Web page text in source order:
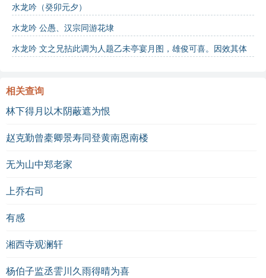
水龙吟（癸卯元夕）
水龙吟 公愚、汉宗同游花埭
水龙吟 文之兄拈此调为人题乙未亭宴月图，雄俊可喜。因效其体
B. 桃树
C. 橙树
A. 温暖
B. 凉爽
C. 炎热
诗中提到的“银汉”意指什么？
答案：
相关查询
林下得月以木阴蔽遮为恨
赵克勤曾橐卿景寿同登黄南恩南楼
无为山中郑老家
上乔右司
有感
湘西寺观澜轩
杨伯子监丞霅川久雨得晴为喜